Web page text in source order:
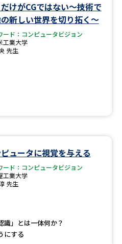
テレメール全国一斉進学調査
夢ナビライブ
大学進学IDについて
けがCGではない～技術で
新しい世界を切り拓く～
ード：コンピュータビジョン
工業大学
先生
ュータに視覚を与える
ード：コンピュータビジョン
工業大学
先生
識」とは一体何か？
にする